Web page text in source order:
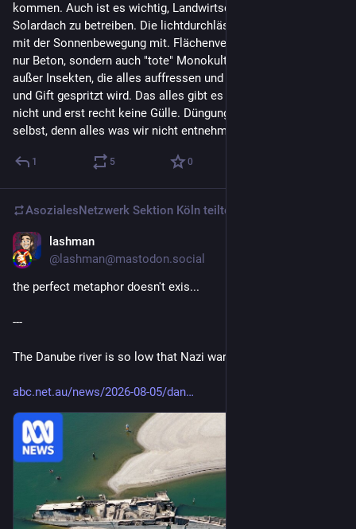
kommen. Auch ist es wichtig, Landwirtschaft unterm
Solardach zu betreiben. Die lichtdurchlässige Paneele wandert
mit der Sonnenbewegung mit. Flächenversiegelung heißt nicht
nur Beton, sondern auch "tote" Monokulturen. Da lebt nichts,
außer Insekten, die alles auffressen und sich stark vermehren
und Gift gespritzt wird. Das alles gibt es in der Permakultur
nicht und erst recht keine Gülle. Düngung bietet die Pflanze
selbst, denn alles was wir nicht entnehmen lassen wir liegen.
1 5 0
AsozialesNetzwerk Sektion Köln teilte
lashman
@ lashman@mastodon.social
the perfect metaphor doesn't exis...
---
The Danube river is so low that Nazi warships are emerging
abc.net.au/news/2026-08-05/dan